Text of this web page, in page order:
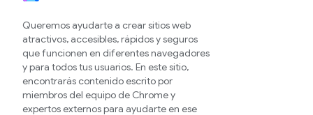
Queremos ayudarte a crear sitios web
atractivos, accesibles, rápidos y seguros
que funcionen en diferentes navegadores
y para todos tus usuarios. En este sitio,
encontrarás contenido escrito por
miembros del equipo de Chrome y
expertos externos para ayudarte en ese